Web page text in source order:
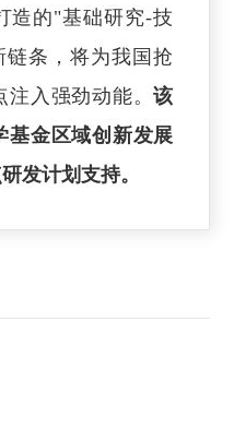
造的"基础研究-技
条，将为我国抢
注入强劲动能。该
基金区域创新发展
发计划支持。